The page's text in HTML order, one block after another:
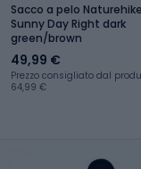
Sacco a pelo
Sunny Day Right dark
green/brown
49,99 €
Prezzo consigliato dal
64,99 €